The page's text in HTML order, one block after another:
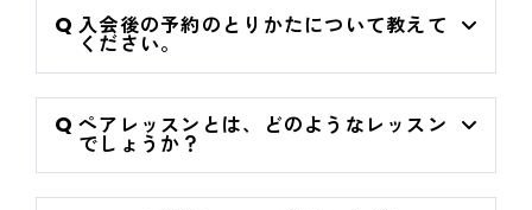
入会後の予約のとりかたについて教えて
ください。
ペアレッスンとは、どのようなレッスン
でしょうか？